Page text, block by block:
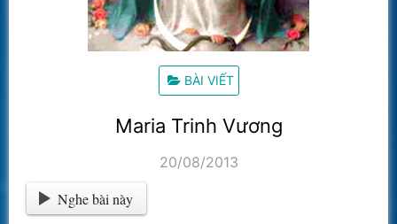
BÀI VIẾT
Maria Trinh Vương
20/08/2013
Nghe bài này